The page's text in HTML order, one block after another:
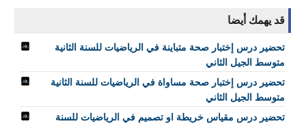
قد يهمك أيضا
تحضير درس إختبار صحة متباينة في الرياضيات للسنة الثانية
متوسط الجيل الثاني
تحضير درس إختبار صحة مساواة في الرياضيات للسنة الثانية
متوسط الجيل الثاني
تحضير درس مقياس خريطة او تصميم في الرياضيات للسنة